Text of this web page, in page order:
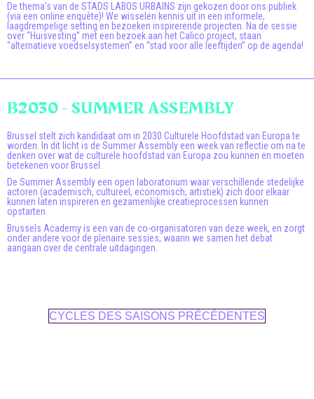
De thema’s van de STADS LABOS URBAINS zijn gekozen door ons publiek
(via een online enquête)! We wisselen kennis uit in een informele,
laagdrempelige setting en bezoeken inspirerende projecten. Na de sessie
over “Huisvesting” met een bezoek aan het Calico project, staan
“alternatieve voedselsystemen” en “stad voor alle leeftijden” op de agenda!
B2030 - SUMMER ASSEMBLY
Brussel stelt zich kandidaat om in 2030 Culturele Hoofdstad van Europa te
worden. In dit licht is de Summer Assembly een week van reflectie om na te
denken over wat de culturele hoofdstad van Europa zou kunnen en moeten
betekenen voor Brussel.
De Summer Assembly een open laboratorium waar verschillende stedelijke
actoren (academisch, cultureel, economisch, artistiek) zich door elkaar
kunnen laten inspireren en gezamenlijke creatieprocessen kunnen
opstarten.
Brussels Academy is een van de co-organisatoren van deze week, en zorgt
onder andere voor de plenaire sessies, waarin we samen het debat
aangaan over de centrale uitdagingen.
CYCLES DES SAISONS PRÉCÉDENTES